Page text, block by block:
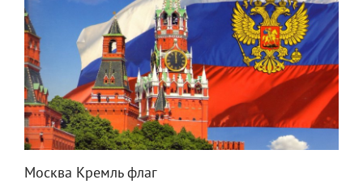
Москва Кремль флаг